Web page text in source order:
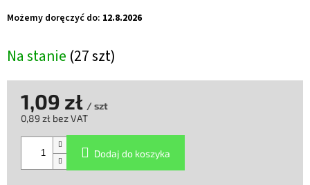
Na stanie (27 szt)
Możemy doręczyć do: 12.8.2026
1,09 zł / szt
0,89 zł bez VAT
jednostkowa:
Dodaj do koszyka